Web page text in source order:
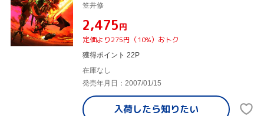
笠井修
¥2,475円
定価より275円（10%）おトク
獲得ポイント 22P
在庫なし
発売年月日：2007/01/15
入荷したら知りたい